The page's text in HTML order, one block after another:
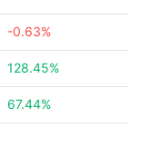
-0.63%
128.45%
67.44%